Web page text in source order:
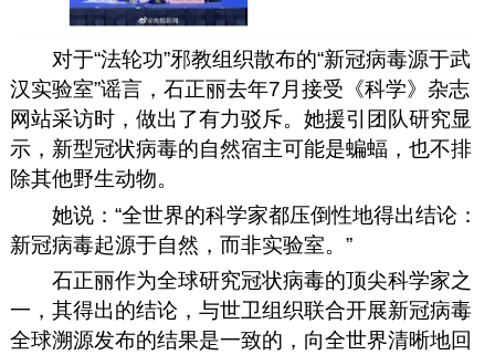
对于“法轮功”邪教组织散布的“新冠病毒源于武
汉实验室”谣言，石正丽去年7月接受《科学》杂志
网站采访时，做出了有力驳斥。她援引团队研究显
示，新型冠状病毒的自然宿主可能是蝙蝠，也不排
除其他野生动物。
她说：“全世界的科学家都压倒性地得出结论：
新冠病毒起源于自然，而非实验室。 ”
石正丽作为全球研究冠状病毒的顶尖科学家之
一，其得出的结论，与世卫组织联合开展新冠病毒
全球溯源发布的结果是一致的，向全世界清晰地回